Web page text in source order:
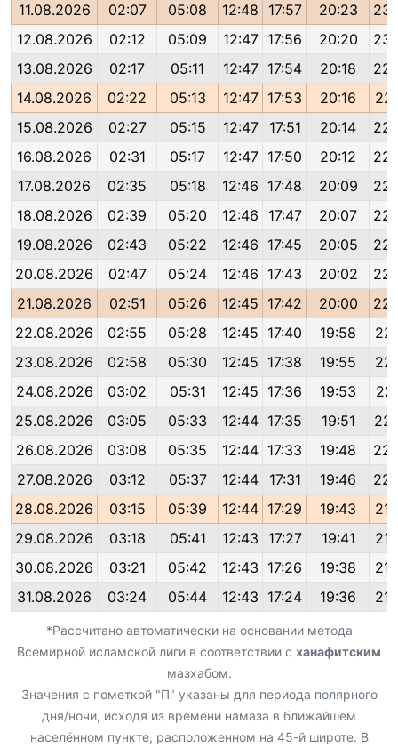
11.08.2026
02:07 05:08 12:48 17:57 20:23
12.08.2026
02:12 05:09 12:47 17:56 20:20
13.08.2026
02:17 05:11 12:47 17:54 20:18
14.08.2026
02:22 05:13 12:47 17:53 20:16
15.08.2026
02:27 05:15 12:47 17:51 20:14
16.08.2026
02:31 05:17 12:47 17:50 20:12
17.08.2026
02:35 05:18 12:46 17:48 20:09
18.08.2026
02:39 05:20 12:46 17:47 20:07
19.08.2026
02:43 05:22 12:46 17:45 20:05
20.08.2026
02:47 05:24 12:46 17:43 20:02
21.08.2026
02:51 05:26 12:45 17:42 20:00
22.08.2026
02:55 05:28 12:45 17:40 19:58
23.08.2026
02:58 05:30 12:45 17:38 19:55
24.08.2026
03:02 05:31 12:45 17:36 19:53
25.08.2026
03:05 05:33 12:44 17:35 19:51
26.08.2026
03:08 05:35 12:44 17:33 19:48
27.08.2026
03:12 05:37 12:44 17:31 19:46
28.08.2026
03:15 05:39 12:44 17:29 19:43
29.08.2026
03:18 05:41 12:43 17:27 19:41
30.08.2026
03:21 05:42 12:43 17:26 19:38
31.08.2026
03:24 05:44 12:43 17:24 19:36
*Рассчитано автоматически на основании метода
Всемирной исламской лиги в соответствии с ханафитским
мазхабом.
Значения с пометкой "П" указаны для периода полярного
дня/ночи, исходя из времени намаза в ближайшем
населённом пункте, расположенном на 45-й широте. В